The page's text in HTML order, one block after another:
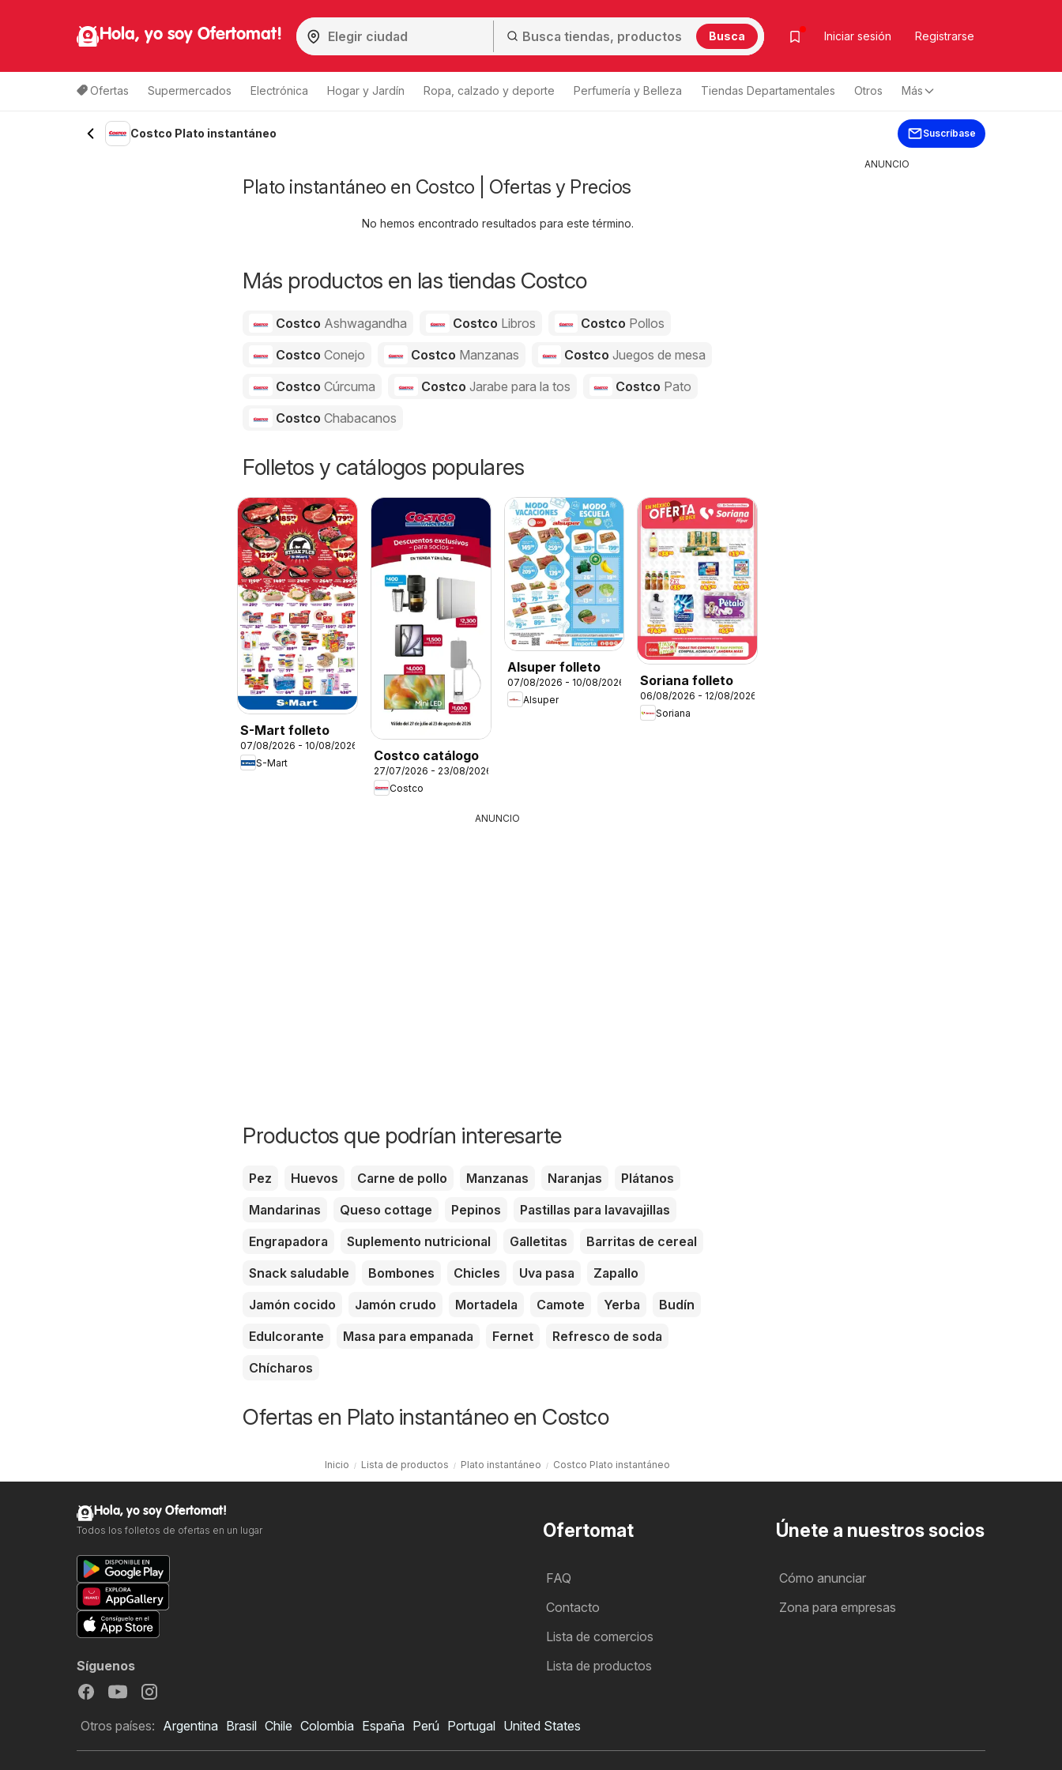
Hola, yo soy Ofertomat! Busca Iniciar sesión Registrarse
Ofertas Supermercados Electrónica Hogar y Jardín Ropa, calzado y deporte Perfumería y Belleza Tiendas Departamentales Otros Más
Costco Plato instantáneo Suscríbase
Plato instantáneo en Costco | Ofertas y Precios
No hemos encontrado resultados para este término.
Más productos en las tiendas Costco
Costco Ashwagandha Costco Libros Costco Pollos
Costco Conejo Costco Manzanas CostcoJuegos de mesa
Costco Cúrcuma Costco Jarabe para la tos Costco Pato
Costco Chabacanos
Folletos y catálogos populares
S-Mart folleto
07/08/2026 - 10/08/2026
S-Mart
Costco catálogo
27/07/2026 - 23/08/2026
Costco
Alsuper folleto
07/08/2026 - 10/08/2026
Alsuper
Soriana folleto
06/08/2026 - 12/08/2026
Soriana
ANUNCIO
Productos que podrían interesarte
Pez Huevos Carne de pollo Manzanas Naranjas
Plátanos
Mandarinas
Queso cottage Pepinos
Pastillas para lavavajillas
Engrapadora
Suplemento nutricional Galletitas
Barritas de cereal
Snack saludable
Bombones Chicles Uva pasa
Zapallo
Jamón cocido
Jamón crudo Mortadela Camote Yerba
Budín
Edulcorante
Masa para empanada Fernet
Refresco de soda
Chícharos
Ofertas en Plato instantáneo en Costco
Inicio Lista de productos Plato instantáneo Costco Plato instantáneo
ANUNCIO
Ofertomat
FAQ
Contacto
Lista de comercios
Lista de productos
Únete a nuestros socios
Cómo anunciar
Zona para empresas
Hola, yo soy Ofertomat!
Todos los folletos de ofertas en un lugar
Síguenos
Otros países: Argentina Brasil Chile Colombia España Perú Portugal United States